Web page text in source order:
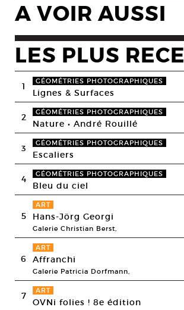
A VOIR AUSSI
LES PLUS
1 GÉOMÉTRIES PHOTOGRAPHIQUES
Lignes & Surfaces
2 GÉOMÉTRIES PHOTOGRAPHIQUES
Nature • André Rouillé
3 GÉOMÉTRIES PHOTOGRAPHIQUES
Escaliers
4 GÉOMÉTRIES PHOTOGRAPHIQUES
Bleu du ciel
5
ART
Hans-Jörg Georgi
Galerie Christian Berst,
6
ART
Affranchi
Galerie Patricia Dorfmann,
7 ART
OVNi folies ! 8e édition